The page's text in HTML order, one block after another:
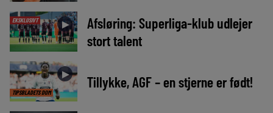
EKSKLUSIVT ►
Afsløring: Superliga-klub udlejer
stort talent
TIPSBLADETS DOM
► Tillykke, AGF – en stjerne er født!